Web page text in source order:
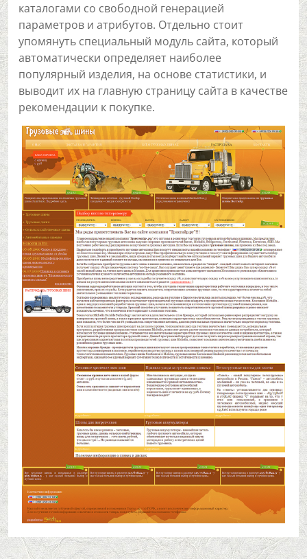
каталогами со свободной генерацией
параметров и атрибутов. Отдельно стоит
упомянуть специальный модуль сайта, который
автоматически определяет наиболее
популярный изделия, на основе статистики, и
выводит их на главную страницу сайта в качестве
рекомендации к покупке.